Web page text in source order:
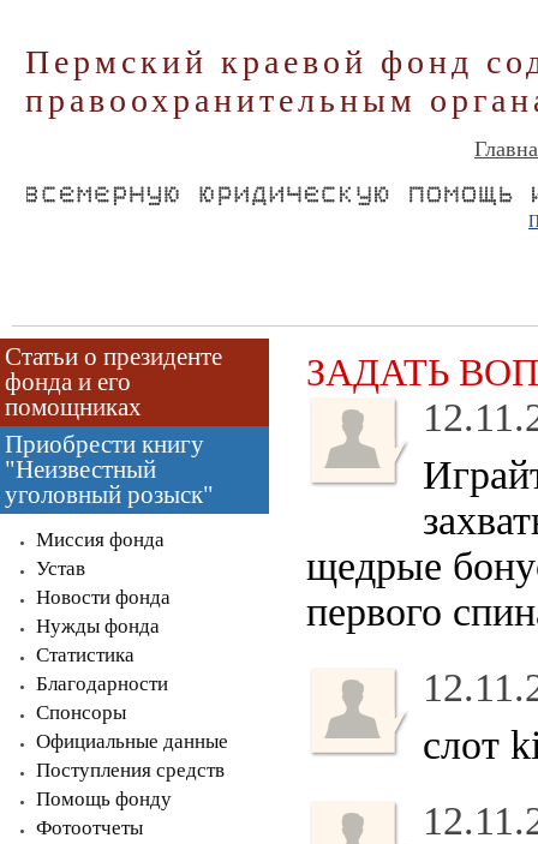
Пермский краевой фонд
правоохранительным
Статьи о президенте
фонда и его
помощниках
Приобрести книгу
"Неизвестный
уголовный розыск"
Миссия фонда
Устав
Новости фонда
Нужды фонда
Статистика
Благодарности
Спонсоры
Официальные данные
Поступления средств
Помощь фонду
Фотоотчеты
ЗАДАТЬ
щедрые
первого
слот